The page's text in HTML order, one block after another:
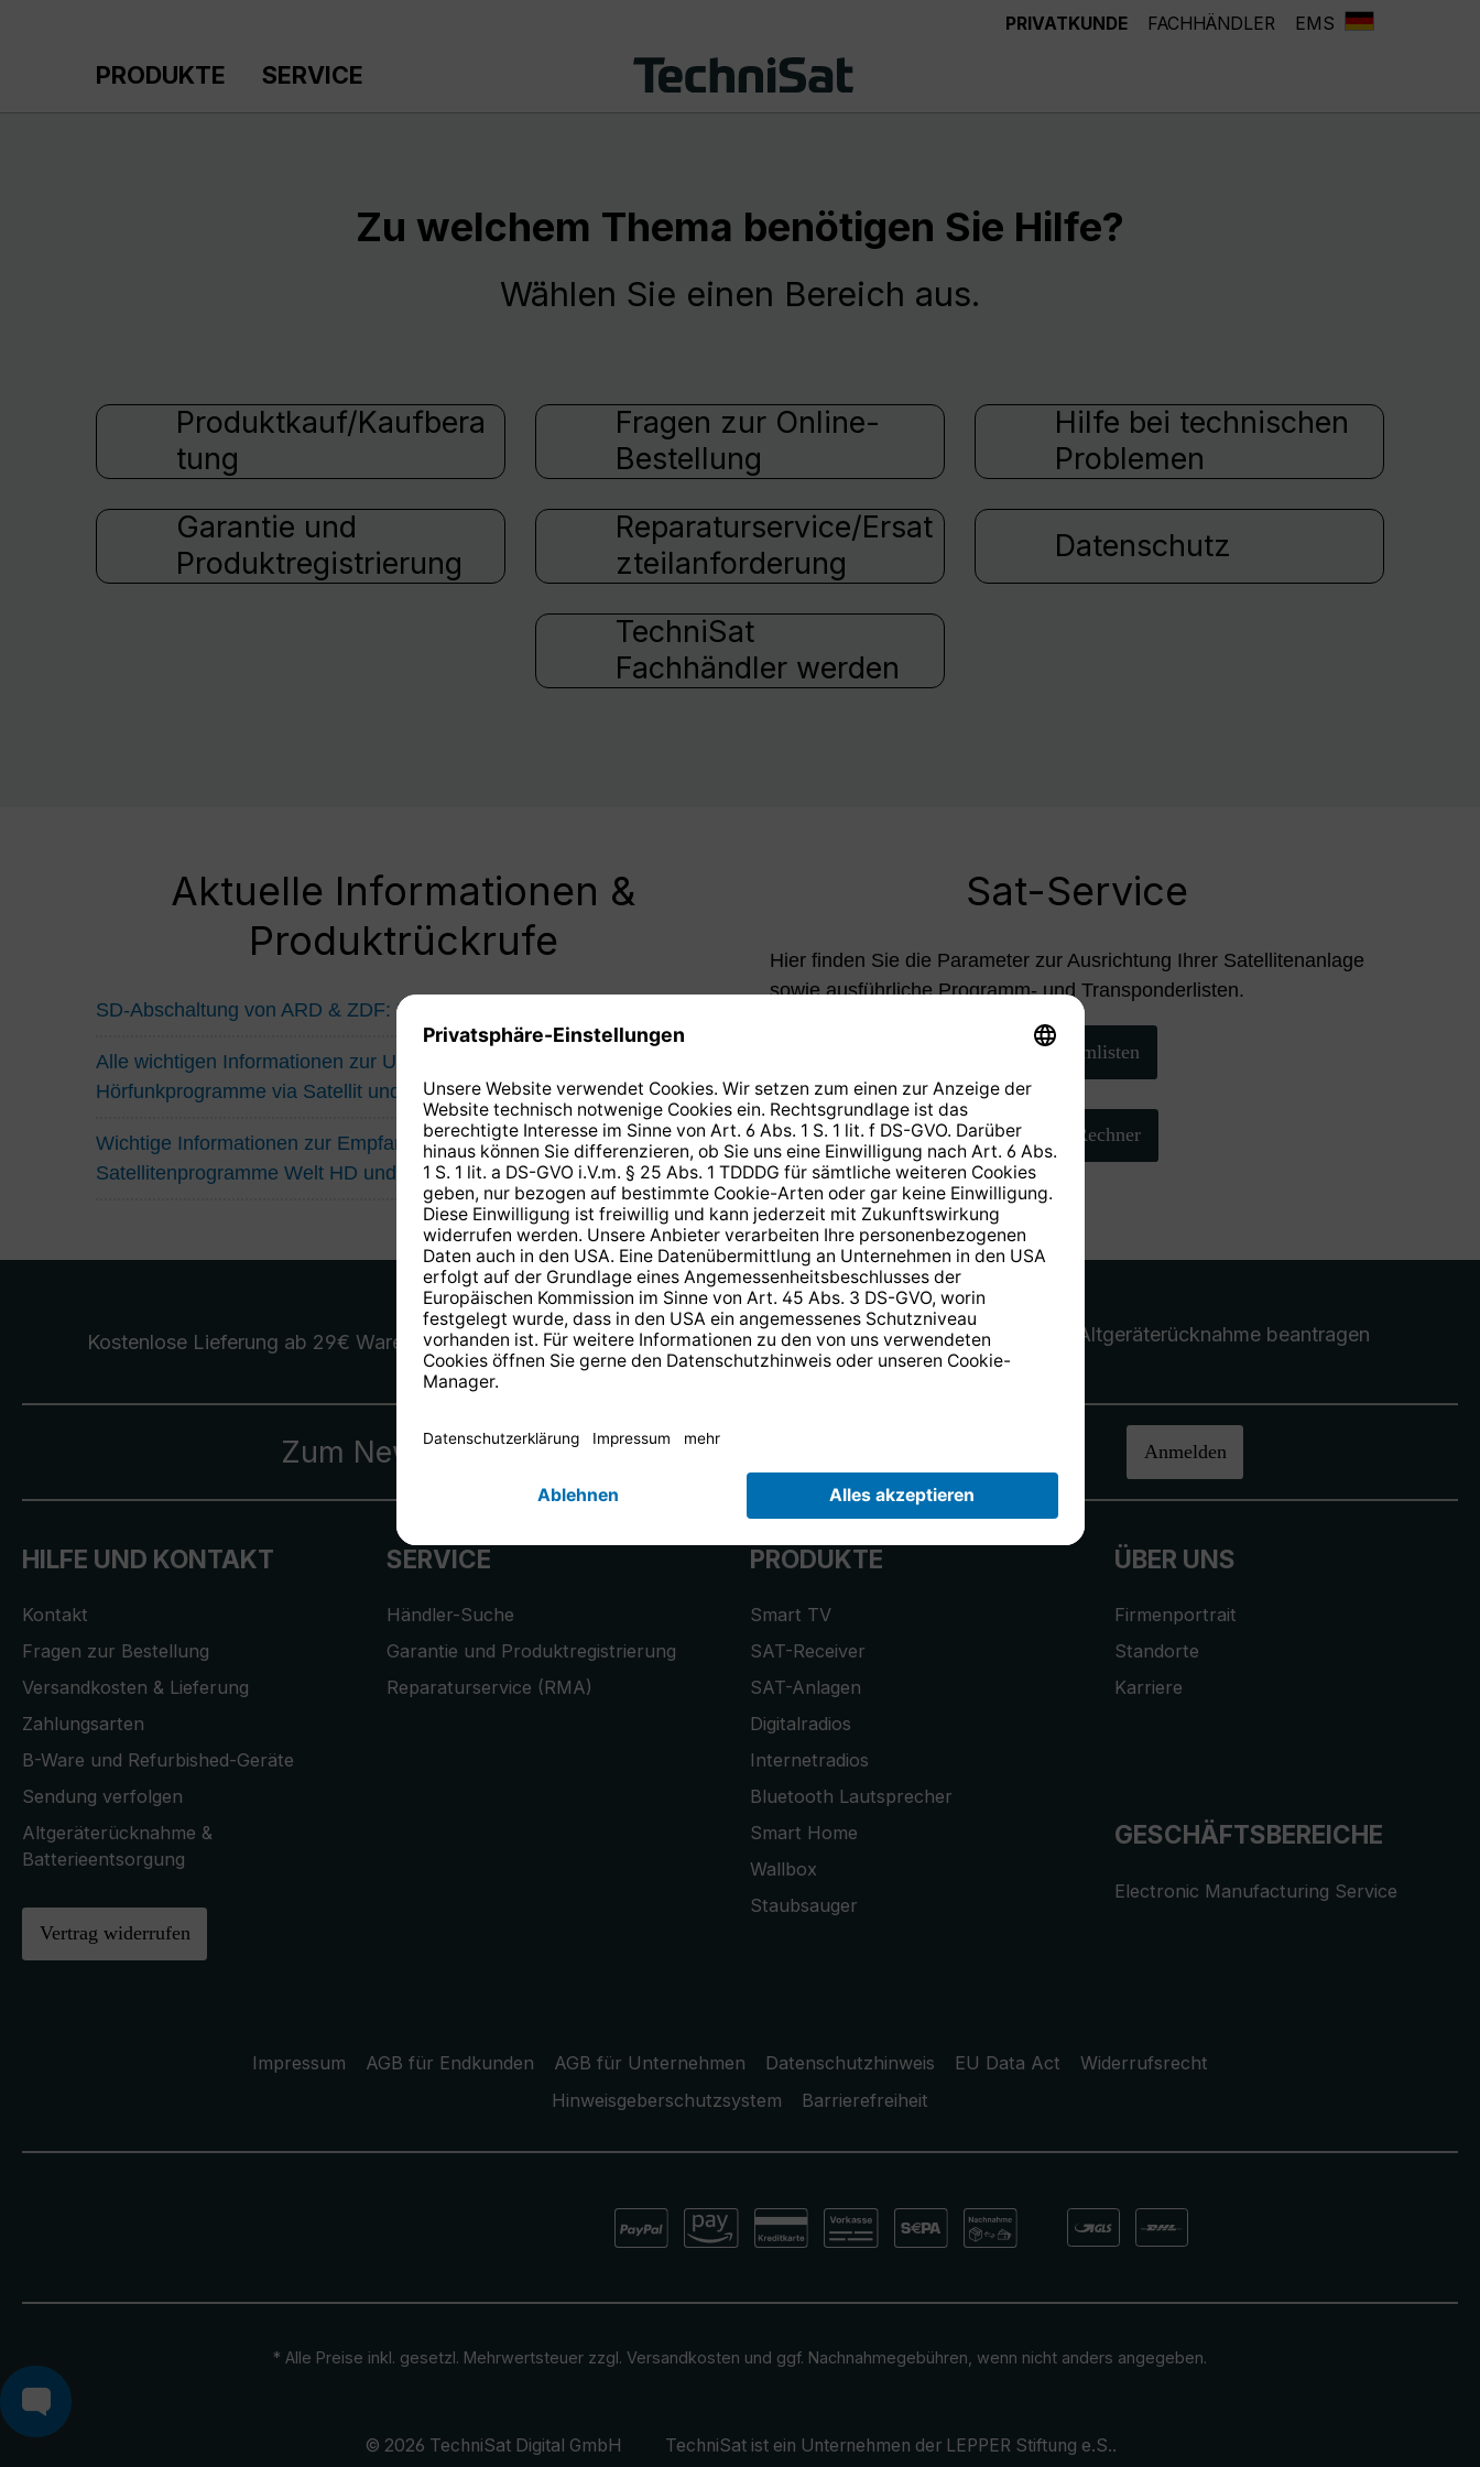
PRIVATKUNDE FACHHÄNDLER EMS
PRODUKTE SERVICE
Zu welchem Thema benötigen Sie Hilfe?
Wählen Sie einen Bereich aus.
Produktkauf/Kaufbera
tung
Fragen zur Online-
Bestellung
Hilfe bei technischen
Problemen
Garantie und
Produktregistrierung
Reparaturservice/Ersat
zteilanforderung
Datenschutz
TechniSat
Fachhändler werden
Aktuelle Informationen &
Produktrückrufe
SD-Abschaltung von ARD & ZDF: Das müssen Sie wissen
Alle wichtigen Informationen zur Umstellung der ARD-
Hörfunkprogramme via Satellit und Kabel
Wichtige Informationen zur Empfangssituation der
Satellitenprogramme Welt HD und Eurosport HD
Sat-Service
Hier finden Sie die Parameter zur Ausrichtung Ihrer Satellitenanlage
sowie ausführliche Programm- und Transponderlisten.
Programmlisten
AZ/EL-Rechner
Kostenlose Lieferung ab 29€ Warenwert 14 Tage kostenloseRücksendung. Altgeräterücknahme beantragen
Zum Newsletter anmelden und Anmelden
HILFE UND KONTAKT
Kontakt
Fragen zur Bestellung
Versandkosten & Lieferung
Zahlungsarten
B-Ware und Refurbished-Geräte
Sendung verfolgen
Altgeräterücknahme &
Batterieentsorgung
Vertrag widerrufen
SERVICE
Händler-Suche
Garantie und Produktregistrierung
Reparaturservice (RMA)
PRODUKTE
Smart TV
SAT-Receiver
SAT-Anlagen
Digitalradios
Internetradios
Bluetooth Lautsprecher
Smart Home
Wallbox
Staubsauger
ÜBER UNS
Firmenportrait
Standorte
Karriere
GESCHÄFTSBEREICHE
Electronic Manufacturing Service
Impressum AGB für Endkunden AGB für Unternehmen Datenschutzhinweis EU Data Act
Widerrufsrecht
Hinweisgeberschutzsystem
Barrierefreiheit
* Alle Preise inkl. gesetzl. Mehrwertsteuer zzgl. Versandkosten und ggf. Nachnahmegebühren, wenn nicht anders angegeben.
© 2026 TechniSat Digital GmbH TechniSat ist ein Unternehmen der LEPPER Stiftung e.S..